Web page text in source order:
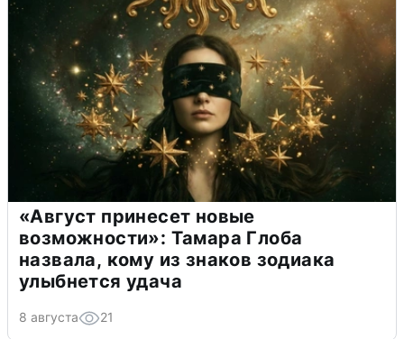
«Август принесет новые
возможности»: Тамара Глоба
назвала, кому из знаков зодиака
улыбнется удача
8 августа 21